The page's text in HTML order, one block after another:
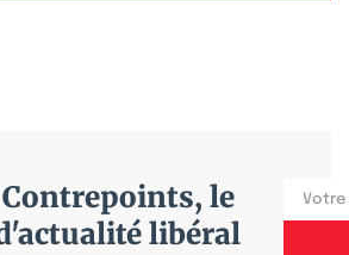
Contrepoints, le
libéral